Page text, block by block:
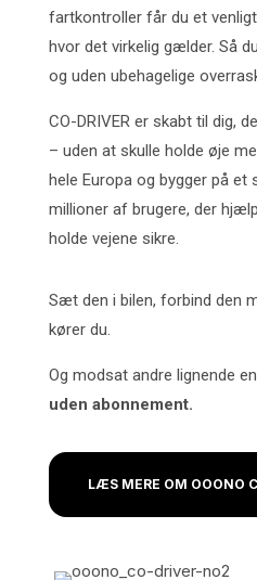
fartkontroller får du et
hvor det virkelig gælder. Så
og uden ubehagelige
CO-DRIVER er skabt til dig,
– uden at skulle holde øje
hele Europa og bygger på
millioner af brugere, der
holde vejene sikre.
Sæt den i bilen, forbind den
kører du.
Og modsat andre lignende
uden abonnement.
LÆS MERE OM OOONO